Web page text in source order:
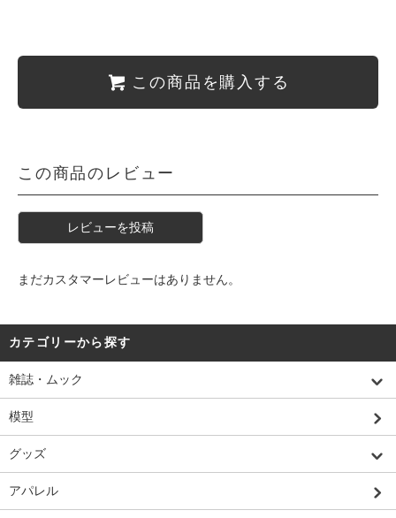
この商品を購入する
この商品のレビュー
レビューを投稿
まだカスタマーレビューはありません。
カテゴリーから探す
雑誌・ムック
模型
グッズ
アパレル